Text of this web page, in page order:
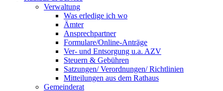
Verwaltung
Was erledige ich wo
Ämter
Ansprechpartner
Formulare/Online-Anträge
Ver- und Entsorgung u.a. AZV
Steuern & Gebühren
Satzungen/ Verordnungen/ Richtlinien
Mitteilungen aus dem Rathaus
Gemeinderat